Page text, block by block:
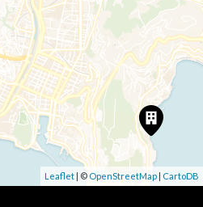
Leaflet | © OpenStreetMap | CartoDB